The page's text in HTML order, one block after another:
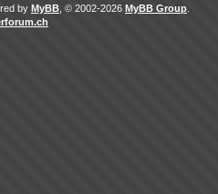
by MyBB , © 2002-2026 MyBB Group